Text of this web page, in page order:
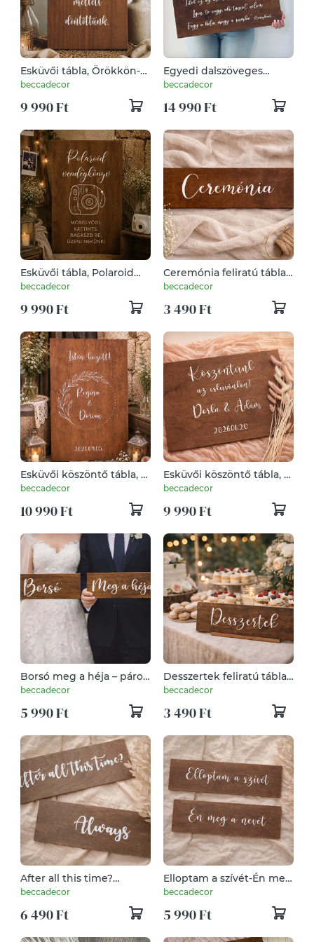
Esküvői tábla, Örökkön-
örökké feliratú tábla, fa
beccadecor
9 990 Ft
Egyedi dalszöveges
fatábla, Honeybeast
beccadecor
14 990 Ft
Esküvői tábla, Polaroid
vendégkönyv feliratú
beccadecor
9 990 Ft
Ceremónia feliratú tábla,
fa tábla, fa dekor, esküvői
beccadecor
3 490 Ft
Esküvői köszöntő tábla, fa
tábla, fa dekor, welcome
beccadecor
10 990 Ft
Esküvői köszöntő tábla, fa
tábla, fa dekor, welcome
beccadecor
9 990 Ft
Borsó meg a héja – páros
fatábla, esküvői tábla
dekor
beccadecor
5 990 Ft
Desszertek feliratú tábla,
esküvői desszertasztal
beccadecor
3 490 Ft
After all this time?
Always-esküvői tábla
dekor
beccadecor
6 490 Ft
Elloptam a szívét-Én meg
a nevét-esküvői tábla
dekor
beccadecor
5 990 Ft